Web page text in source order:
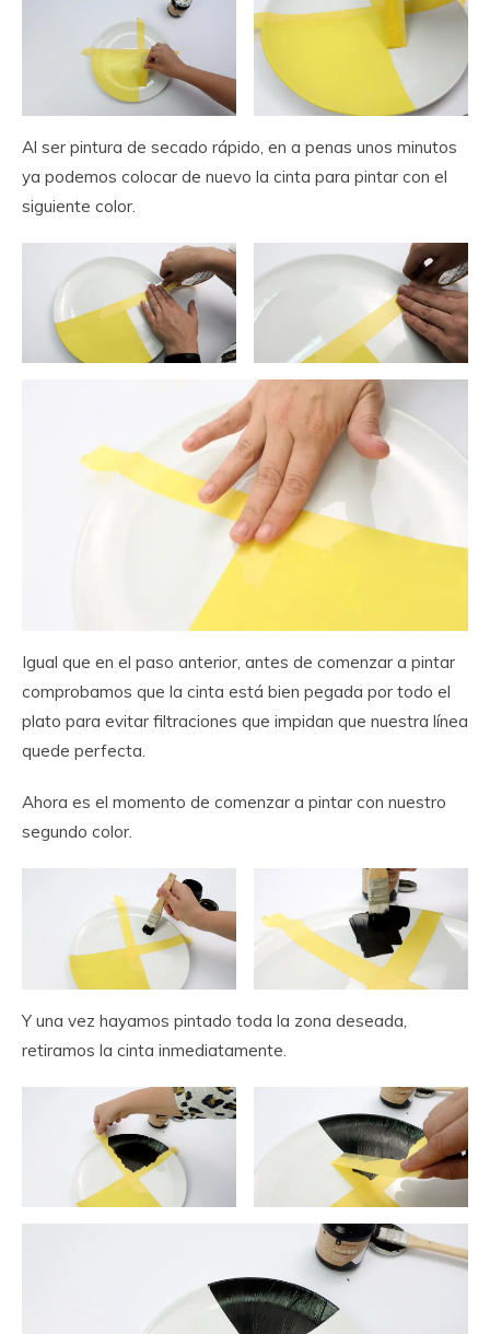
Al ser pintura de secado rápido, en a penas unos minutos
ya podemos colocar de nuevo la cinta para pintar con el
siguiente color.
Igual que en el paso anterior, antes de comenzar a pintar
comprobamos que la cinta está bien pegada por todo el
plato para evitar filtraciones que impidan que nuestra línea
quede perfecta.
Ahora es el momento de comenzar a pintar con nuestro
segundo color.
Y una vez hayamos pintado toda la zona deseada,
retiramos la cinta inmediatamente.